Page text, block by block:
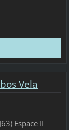
Vela
Espace II